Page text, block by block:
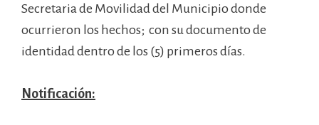
Secretaria de Movilidad del Municipio donde
ocurrieron los hechos; con su documento de
identidad dentro de los (5) primeros días.
Notificación: